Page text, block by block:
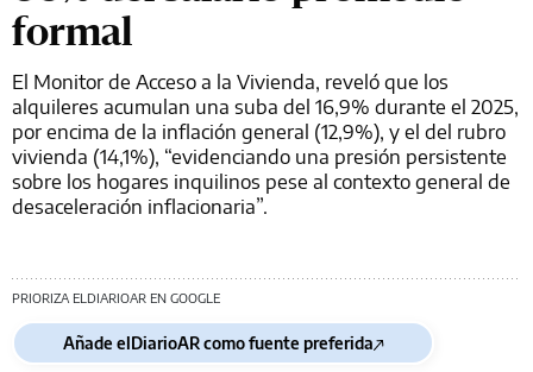
formal
El Monitor de Acceso a la Vivienda, reveló que los
alquileres acumulan una suba del 16,9% durante el 2025,
por encima de la inflación general (12,9%), y el del rubro
vivienda (14,1%), “evidenciando una presión persistente
sobre los hogares inquilinos pese al contexto general de
desaceleración inflacionaria”.
PRIORIZA ELDIARIOAR EN GOOGLE
Añade elDiarioAR como fuente preferida